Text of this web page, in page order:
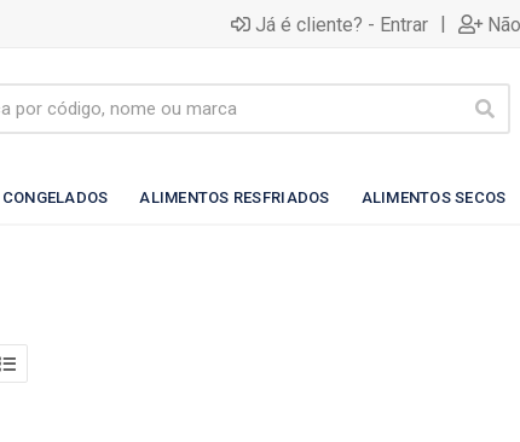
Já é cliente? - Entrar |
ALIMENTOS RESFRIADOS ALIMENTOS SECOS